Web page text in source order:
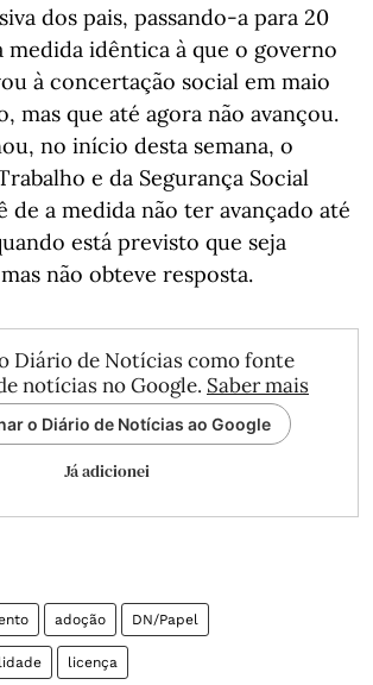
dos pais, passando-a para 20
medida idêntica à que o governo
à concertação social em maio
mas que até agora não avançou.
no início desta semana, o
e da Segurança Social
de a medida não ter avançado até
está previsto que seja
não obteve resposta.
Diário de Notícias como fonte
notícias no Google. Saber mais
o Diário de Notícias ao Google
Já adicionei
adoção DN/Papel
licença